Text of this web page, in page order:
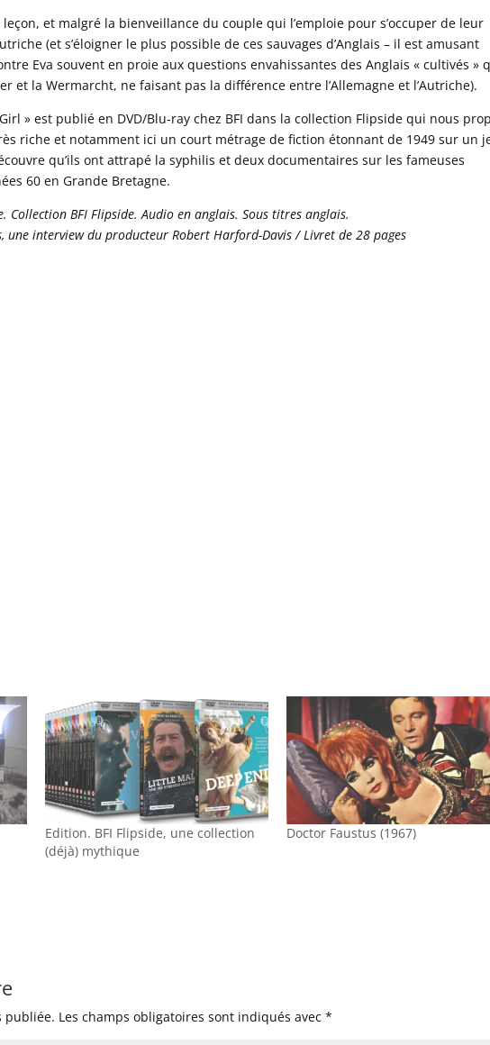
et malgré la bienveillance du couple qui l’emploie pour s’occuper de leur
(et s’éloigner le plus possible de ces sauvages d’Anglais – il est amusant
Eva souvent en proie aux questions envahissantes des Anglais « cultivés »
et la Wermarcht, ne faisant pas la différence entre l’Allemagne et l’Autriche).
» est publié en DVD/Blu-ray chez BFI dans la collection Flipside qui nous
riche et notamment ici un court métrage de fiction étonnant de 1949 sur un
qu’ils ont attrapé la syphilis et deux documentaires sur les fameuses
60 en Grande Bretagne.
Collection BFI Flipside. Audio en anglais. Sous titres anglais.
une interview du producteur Robert Harford-Davis /Livret de 28 pages
Edition. BFI Flipside, une collection
(déjà) mythique
Doctor Faustus (1967)
publiée. Les champs obligatoires sont indiqués avec*